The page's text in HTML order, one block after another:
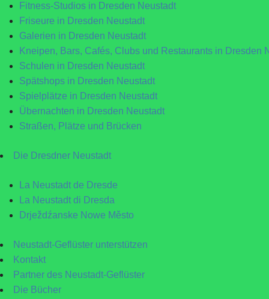
Fitness-Studios in Dresden Neustadt
Friseure in Dresden Neustadt
Galerien in Dresden Neustadt
Kneipen, Bars, Cafés, Clubs und Restaurants in Dresden
Schulen in Dresden Neustadt
Spätshops in Dresden Neustadt
Spielplätze in Dresden Neustadt
Übernachten in Dresden Neustadt
Straßen, Plätze und Brücken
Die Dresdner Neustadt
La Neustadt de Dresde
La Neustadt di Dresda
Drježdźanske Nowe Město
Neustadt-Geflüster unterstützen
Kontakt
Partner des Neustadt-Geflüster
Die Bücher